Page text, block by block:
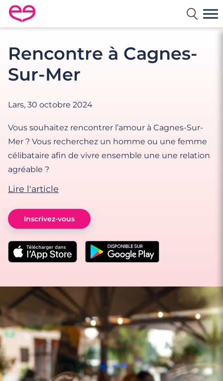
Rencontre en France avec Meetic
Rencontre à Cagnes-
Sur-Mer
Lars, 30 octobre 2024
Vous souhaitez rencontrer l’amour à Cagnes-Sur-
Mer ? Vous recherchez un homme ou une femme
célibataire afin de vivre ensemble une une relation
agréable ?
Lire l'article
Inscrivez-vous